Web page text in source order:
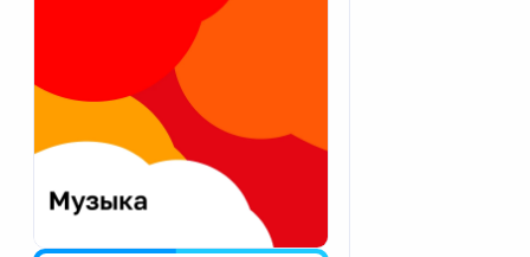
Екатеринбург
Калининград
Калуга